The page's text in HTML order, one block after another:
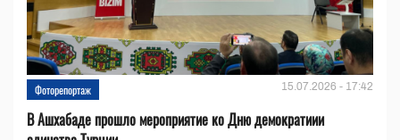
Фоторепортаж 15.07.2026 - 17:42
В Ашхабаде прошло мероприятие ко Дню демократиии